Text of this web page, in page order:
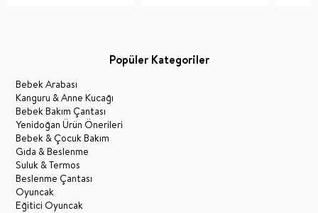
Popüler Kategoriler
Bebek Arabası
Kanguru & Anne Kucağı
Bebek Bakım Çantası
Yenidoğan Ürün Önerileri
Bebek & Çocuk Bakım
Gıda & Beslenme
Suluk & Termos
Beslenme Çantası
Oyuncak
Eğitici Oyuncak